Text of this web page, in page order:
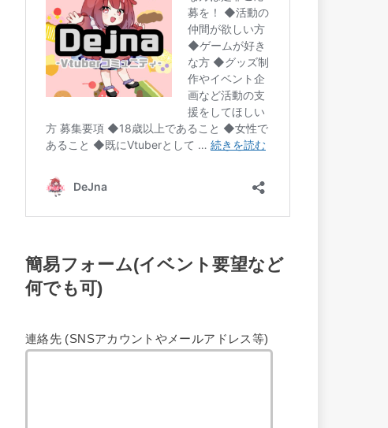
簡易フォーム(イベント要望など
何でも可)
連絡先 (SNSアカウントやメールアドレス等)